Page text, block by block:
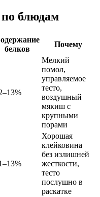
блюдам
белков
Почему
Мелкий
помол,
управляемое
тесто,
воздушный
мякиш с
крупными
порами
Хорошая
клейковина
без излишней
жесткости,
тесто
послушно в
раскатке